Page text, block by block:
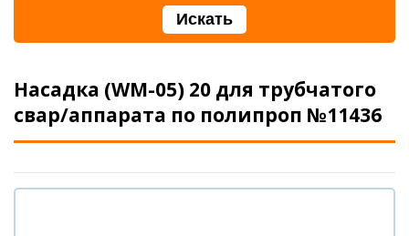
Насадка (WM-05) 20 для трубчатого
свар/аппарата по полипроп №11436